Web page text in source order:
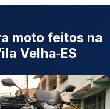
moto feitos na
Velha‑ES